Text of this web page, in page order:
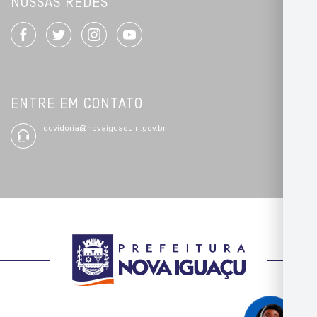
NOSSAS REDES
ENTRE EM CONTATO
ouvidoria@novaiguacu.rj.gov.br